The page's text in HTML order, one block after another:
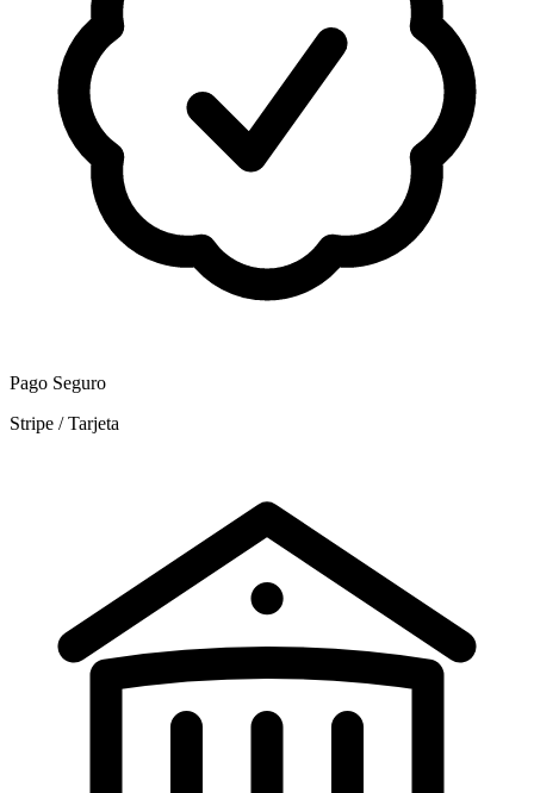
Pago Seguro
Stripe / Tarjeta